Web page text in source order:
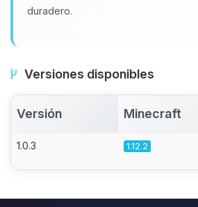
duradero.
Versiones disponibles
Versión Minecraft
1.0.3 1.12.2